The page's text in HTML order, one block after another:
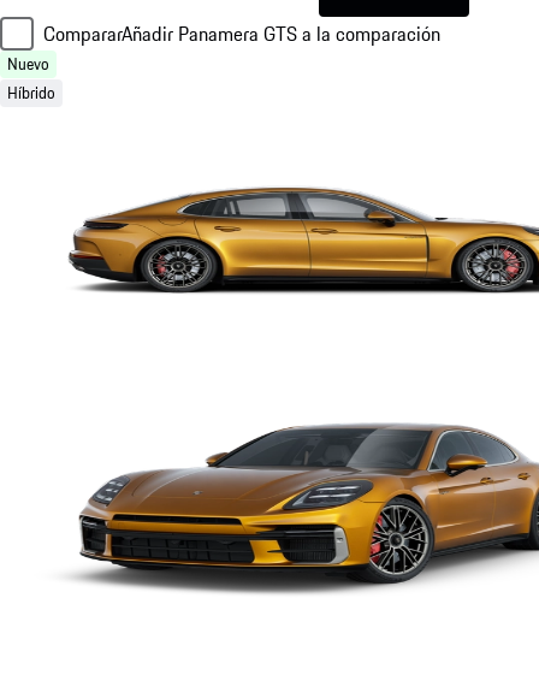
CompararAñadir Panamera GTS a la comparación
Nuevo
Híbrido